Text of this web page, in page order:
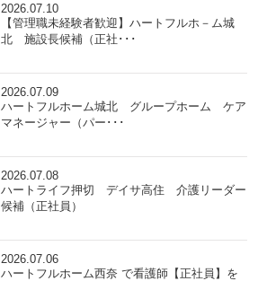
2026.07.10
【管理職未経験者歓迎】ハートフルホ－ム城
北 施設長候補（正社･･･
2026.07.09
ハートフルホーム城北 グループホーム ケア
マネージャー（パー･･･
2026.07.08
ハートライフ押切 デイサ高住 介護リーダー
候補（正社員）
2026.07.06
ハートフルホーム西奈 で看護師【正社員】を